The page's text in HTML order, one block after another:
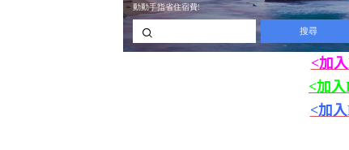
<加
<加
<加